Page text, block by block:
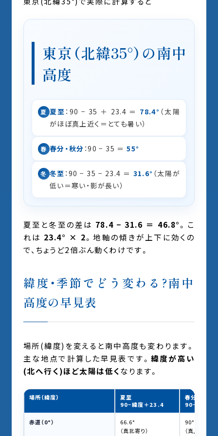
東京（北緯35°）の南中
高度
夏 夏至 ：90 − 35 ＋ 23.4 ＝ 78.4° （太陽
がほぼ真上近く＝とても暑い）
春 春分・秋分 ：90 − 35 ＝55°
冬 冬至 ：90 − 35 − 23.4 ＝ 31.6° （太陽が
低い＝寒い・影が長い）
夏至と冬至の差は 78.4 − 31.6 ＝ 46.8°。こ
れは 23.4° × 2。地軸の傾きが上下に効くの
で、ちょうど2倍ぶん動くわけです。
緯度・季節でどう変わる?南中
高度の早見表
場所(緯度)を変えると南中高度も変わります。
主な地点で計算した早見表です。緯度が高い
(北へ行く)ほど太陽は低くなります。
場所（緯度）
夏至
90−緯度＋23.4
春分・秋分
90−緯度
赤道（0°）
66.6°
（真北寄り）
90°
（真上）